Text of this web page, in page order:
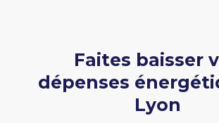
Faites baisser
dépenses
Lyon